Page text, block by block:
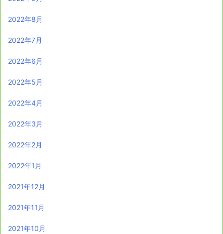
2022年8月
2022年7月
2022年6月
2022年5月
2022年4月
2022年3月
2022年2月
2022年1月
2021年12月
2021年11月
2021年10月